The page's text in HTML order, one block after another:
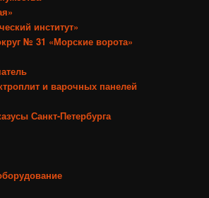
институт»
№ 31 «Морские ворота»
и варочных панелей
Санкт-Петербурга